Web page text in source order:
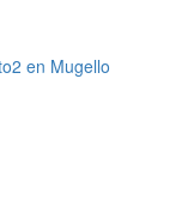
en Mugello